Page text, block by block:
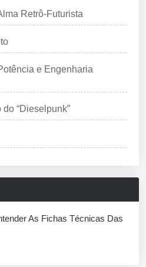
Retrô-Futurista
e Engenharia
“Dieselpunk”
As Fichas Técnicas Das